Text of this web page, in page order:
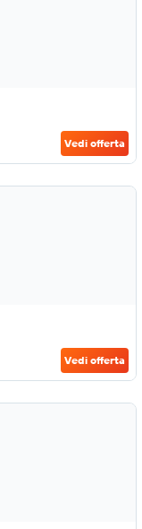
Vedi offerta
Vedi offerta